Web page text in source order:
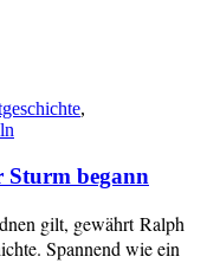
,
Sturm begann
gilt, gewährt Ralph
Spannend wie ein